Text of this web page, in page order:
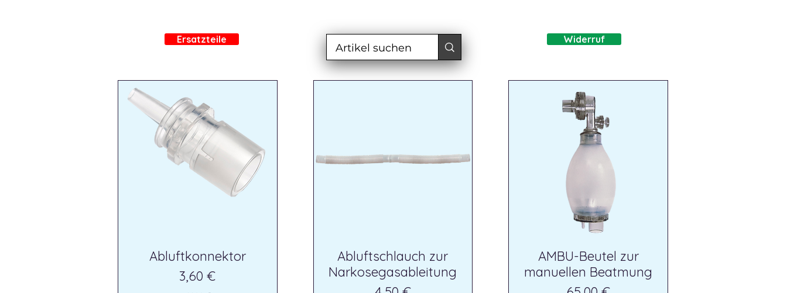
Ersatzteile Widerruf
Abluftkonnektor
Preis
3,60 €
Abluftschlauch zur
Narkosegasableitung
AMBU-Beutel zur
manuellen Beatmung